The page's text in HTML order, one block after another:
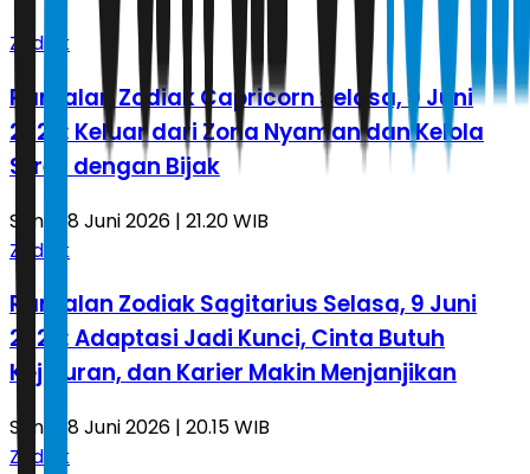
Zodiak
Ramalan Zodiak Capricorn Selasa, 9 Juni
2026: Keluar dari Zona Nyaman dan Kelola
Stres dengan Bijak
Senin, 8 Juni 2026 | 21.20 WIB
Zodiak
Ramalan Zodiak Sagitarius Selasa, 9 Juni
2026: Adaptasi Jadi Kunci, Cinta Butuh
Kejujuran, dan Karier Makin Menjanjikan
Senin, 8 Juni 2026 | 20.15 WIB
Zodiak